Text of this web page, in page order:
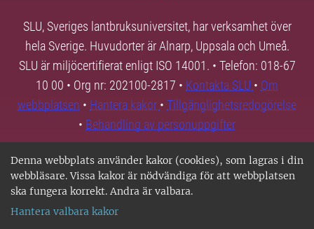
Denna webbplats använder kakor (cookies), som lagras i din
webbläsare. Vissa kakor är nödvändiga för att webbplatsen
ska fungera korrekt. Andra är valbara.
Hantera valbara kakor
SLU, Sveriges lantbruksuniversitet, har verksamhet över
hela Sverige. Huvudorter är Alnarp, Uppsala och Umeå.
SLU är miljöcertifierat enligt ISO 14001. • Telefon: 018-67
10 00 • Org nr: 202100-2817 • Kontakta SLU • Om
webbplatsen • Hantera kakor • Tillgänglighetsredogörelse
• Behandling av personuppgifter